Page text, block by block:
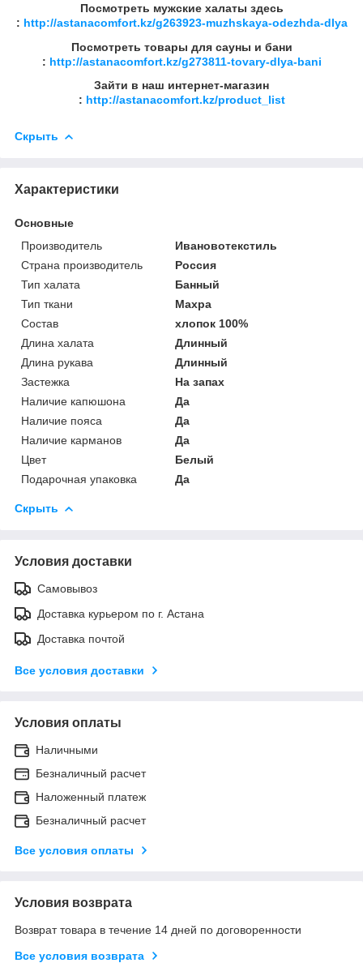
Посмотреть мужские халаты здесь
: http://astanacomfort.kz/g263923-muzhskaya-odezhda-dlya
Посмотреть товары для сауны и бани
: http://astanacomfort.kz/g273811-tovary-dlya-bani
Зайти в наш интернет-магазин
: http://astanacomfort.kz/product_list
Скрыть
Характеристики
Основные
Производитель
Ивановотекстиль
Страна производитель
Россия
Тип халата
Банный
Тип ткани
Махра
Состав
хлопок 100%
Длина халата
Длинный
Длина рукава
Длинный
Застежка
На запах
Наличие капюшона
Да
Наличие пояса
Да
Наличие карманов
Да
Цвет
Белый
Подарочная упаковка
Да
Скрыть
Условия доставки
Самовывоз
Доставка курьером по г. Астана
Доставка почтой
Все условия доставки
Условия оплаты
Наличными
Безналичный расчет
Наложенный платеж
Безналичный расчет
Все условия оплаты
Условия возврата
Возврат товара в течение 14 дней по договоренности
Все условия возврата